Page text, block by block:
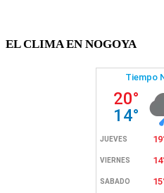
EL CLIMA EN NOGOYA